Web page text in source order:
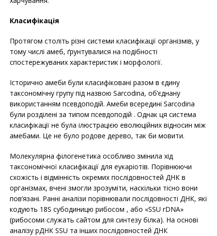
Класифікація
Протягом століть різні системи класифікації організмів, у
тому числі амеб, ґрунтувалися на подібності
спостережуваних характеристик і морфології.
Історично амеби були класифіковані разом в єдину
таксономічну групу під назвою Sarcodina, об’єднану
використанням псевдоподій. Амеби всередині Sarcodina
були розділені за типом псевдоподій . Однак ця система
класифікації не була ілюстрацією еволюційних відносин між
амебами. Це не було родове дерево, так би мовити.
Молекулярна філогенетика особливо змінила хід
таксономічної класифікації для еукаріотів. Порівнюючи
схожість і відмінність окремих послідовностей ДНК в
організмах, вчені змогли зрозуміти, наскільки тісно вони
пов’язані. Ранні аналізи порівнювали послідовності ДНК, які
кодують 18S субодиницю рибосом , або «SSU rDNA»
(рибосоми служать сайтом для синтезу білка). На основі
аналізу рДНК SSU та інших послідовностей ДНК